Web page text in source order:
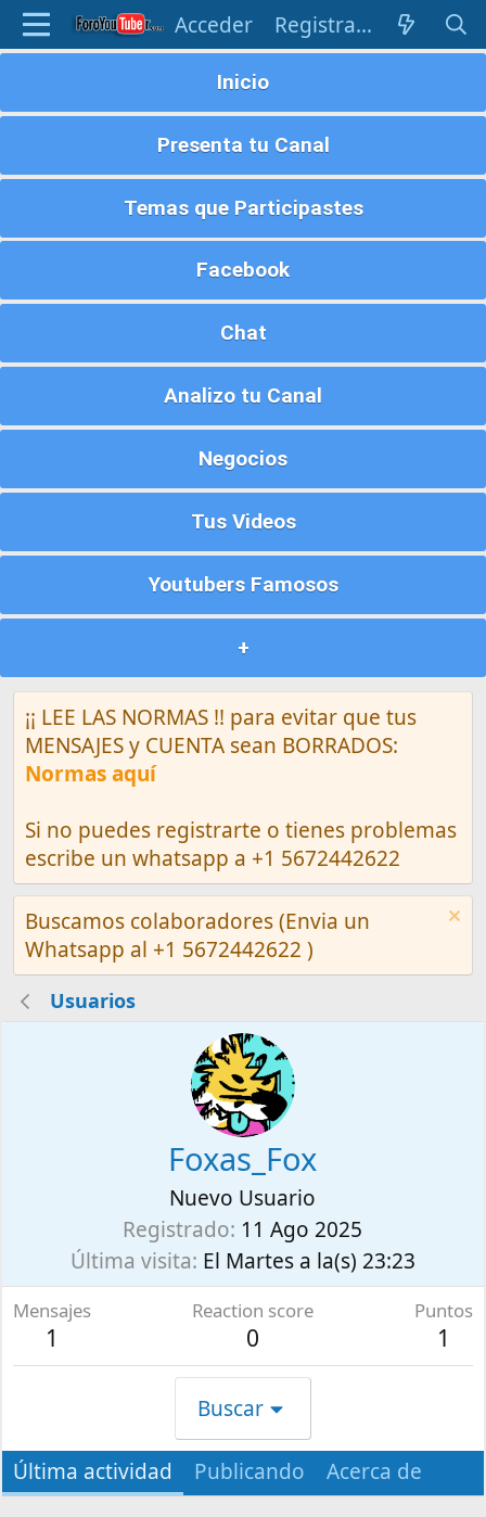
Acceder Registrarse
Inicio
Presenta tu Canal
Temas que Participastes
Facebook
Chat
Analizo tu Canal
Negocios
Tus Videos
Youtubers Famosos
+
¡¡ LEE LAS NORMAS !! para evitar que tus
MENSAJES y CUENTA sean BORRADOS:
Normas aquí
Si no puedes registrarte o tienes problemas
escribe un whatsapp a +1 5672442622
Buscamos colaboradores (Envia un
Whatsapp al +1 5672442622 )
Usuarios
Foxas_Fox
Nuevo Usuario
Registrado 11 Ago 2025
Última visita El Martes a la(s) 23:23
Mensajes
1
Reaction score
0
Puntos
1
Buscar
Última actividad Publicando Acerca de